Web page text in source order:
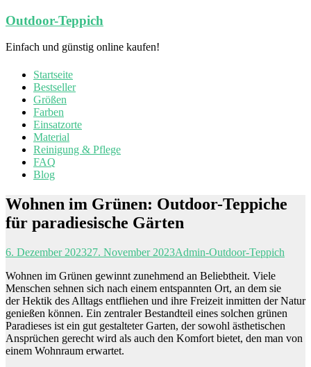
Zum
springen
Outdoor-Teppich
Einfach und günstig online kaufen!
Startseite
Bestseller
Größen
Farben
Einsatzorte
Material
Reinigung & Pflege
FAQ
Blog
Wohnen im Grünen: Outdoor-Teppiche
für paradiesische Gärten
6. Dezember 202327. November 2023Admin-Outdoor-Teppich
Wohnen im Grünen gewinnt zunehmend an Beliebtheit. Viele
Menschen sehnen sich nach einem entspannten Ort, an dem sie
der Hektik des Alltags entfliehen und ihre Freizeit inmitten der Natur
genießen können. Ein zentraler Bestandteil eines solchen grünen
Paradieses ist ein gut gestalteter Garten, der sowohl ästhetischen
Ansprüchen gerecht wird als auch den Komfort bietet, den man von
einem Wohnraum erwartet.